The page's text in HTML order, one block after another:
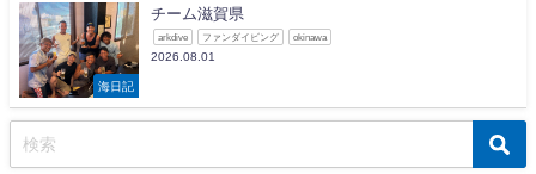
海日記
チーム滋賀県
arkdive ファンダイビング okinawa
2026.08.01